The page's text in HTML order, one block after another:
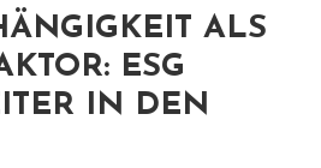
ALS
ESG
IN DEN